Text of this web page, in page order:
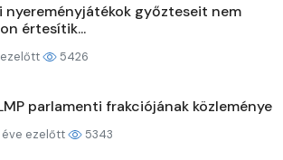
nyereményjátékok győzteseit nem
értesítik...
5426
parlamenti frakciójának közleménye
éve ezelőtt 5343